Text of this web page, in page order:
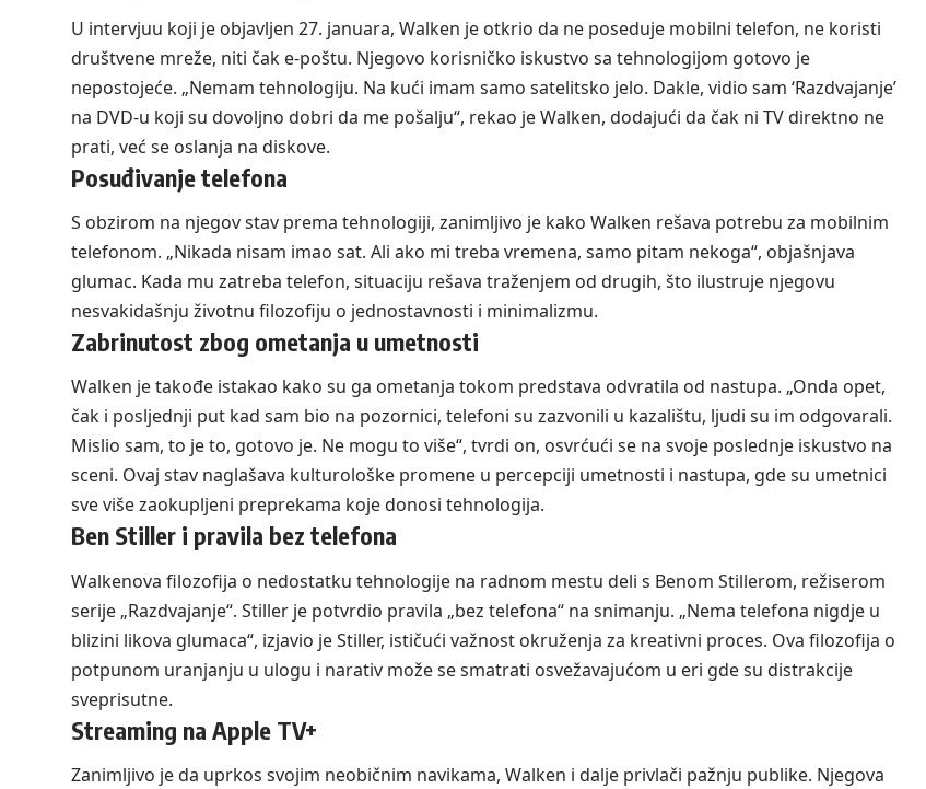
U intervjuu koji je objavljen 27. januara, Walken je otkrio da ne poseduje mobilni telefon, ne koristi
društvene mreže, niti čak e-poštu. Njegovo korisničko iskustvo sa tehnologijom gotovo je
nepostojeće. „Nemam tehnologiju. Na kući imam samo satelitsko jelo. Dakle, vidio sam ‘Razdvajanje’
na DVD-u koji su dovoljno dobri da me pošalju“, rekao je Walken, dodajući da čak ni TV direktno ne
prati, već se oslanja na diskove.
Posuđivanje telefona
S obzirom na njegov stav prema tehnologiji, zanimljivo je kako Walken rešava potrebu za mobilnim
telefonom. „Nikada nisam imao sat. Ali ako mi treba vremena, samo pitam nekoga“, objašnjava
glumac. Kada mu zatreba telefon, situaciju rešava traženjem od drugih, što ilustruje njegovu
nesvakidašnju životnu filozofiju o jednostavnosti i minimalizmu.
Zabrinutost zbog ometanja u umetnosti
Walken je takođe istakao kako su ga ometanja tokom predstava odvratila od nastupa. „Onda opet,
čak i posljednji put kad sam bio na pozornici, telefoni su zazvonili u kazalištu, ljudi su im odgovarali.
Mislio sam, to je to, gotovo je. Ne mogu to više“, tvrdi on, osvrćući se na svoje poslednje iskustvo na
sceni. Ovaj stav naglašava kulturološke promene u percepciji umetnosti i nastupa, gde su umetnici
sve više zaokupljeni preprekama koje donosi tehnologija.
Ben Stiller i pravila bez telefona
Walkenova filozofija o nedostatku tehnologije na radnom mestu deli s Benom Stillerom, režiserom
serije „Razdvajanje“. Stiller je potvrdio pravila „bez telefona“ na snimanju. „Nema telefona nigdje u
blizini likova glumaca“, izjavio je Stiller, ističući važnost okruženja za kreativni proces. Ova filozofija o
potpunom uranjanju u ulogu i narativ može se smatrati osvežavajućom u eri gde su distrakcije
sveprisutne.
Streaming na Apple TV+
Zanimljivo je da uprkos svojim neobičnim navikama, Walken i dalje privlači pažnju publike. Njegova